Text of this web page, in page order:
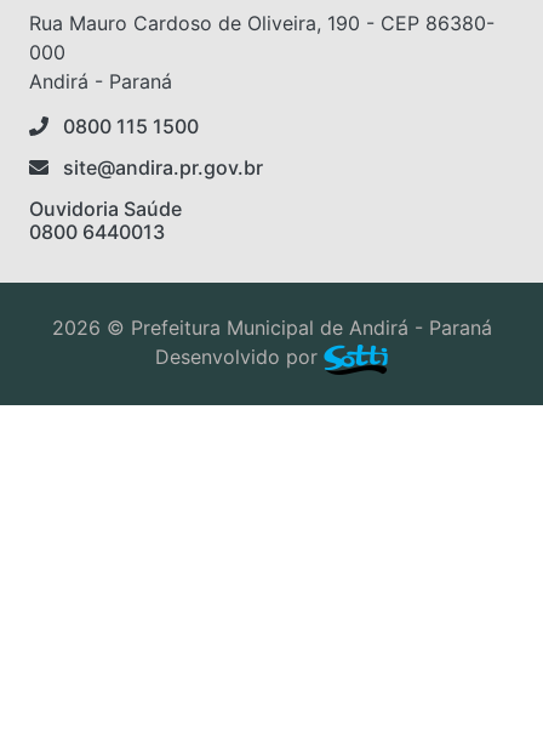
Rua Mauro Cardoso de Oliveira, 190 - CEP 86380-
000
Andirá - Paraná
0800 115 1500
site@andira.pr.gov.br
Ouvidoria Saúde
0800 6440013
2026 © Prefeitura Municipal de Andirá - Paraná
Desenvolvido por